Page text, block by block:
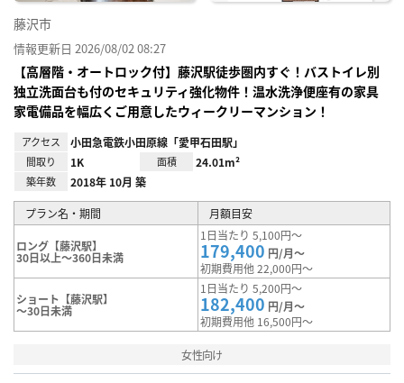
藤沢市
情報更新日 2026/08/02 08:27
【高層階・オートロック付】藤沢駅徒歩圏内すぐ！バストイレ別
独立洗面台も付のセキュリティ強化物件！温水洗浄便座有の家具
家電備品を幅広くご用意したウィークリーマンション！
アクセス 小田急電鉄小田原線「愛甲石田駅」
間取り 1K 面積 24.01m²
築年数 2018年 10月 築
プラン名・期間 月額目安
ロング【藤沢駅】
30日以上～360日未満
1日当たり 5,100円～
179,400 円/月～
初期費用他 22,000円～
ショート【藤沢駅】
～30日未満
1日当たり 5,200円～
182,400 円/月～
初期費用他 16,500円～
女性向け